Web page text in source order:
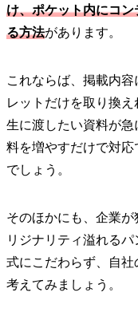
け、ポケット内にコ
る方法があります。
これならば、掲載内
レットだけを取り換
生に渡したい資料が
料を増やすだけで対
でしょう。
そのほかにも、企業
リジナリティ溢れる
式にこだわらず、自
考えてみましょう。